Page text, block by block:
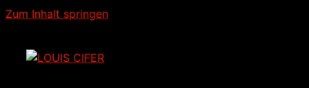
Zum Inhalt springen